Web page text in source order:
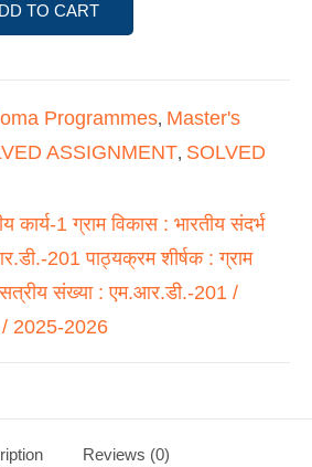
TO CART
Programmes, Master's
ASSIGNMENT, SOLVED
कार्य-1 ग्राम विकास : भारतीय संदर्भ
201 पाठ्यक्रम शीर्षक : ग्राम
सत्रीय संख्या : एम.आर.डी.-201 /
/ 2025-2026
Reviews (0)